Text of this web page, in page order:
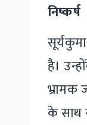
निष्कर्ष
है।
भ्रामक
के साथ